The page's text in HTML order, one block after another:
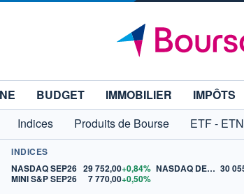
BUDGET IMMOBILIER IMPÔTS
Indices Produits de Bourse ETF - ETN
INDICES
NASDAQ SEP26 29 752,00+0,84%
MINI S&P SEP26
7 770,00+0,50%
NASDAQ DEC26